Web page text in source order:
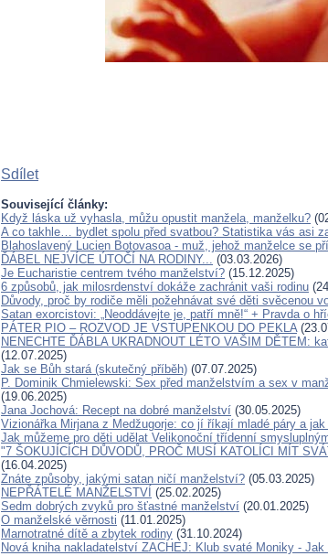
Sdílet
Související články:
Když láska už vyhasla, můžu opustit manžela, manželku?
A co takhle… bydlet spolu před svatbou? Statistika vás asi
Blahoslavený Lucien Botovasoa - muž, jehož manželce se
ĎÁBEL NEJVÍCE ÚTOČÍ NA RODINY... (03.03.2026)
Je Eucharistie centrem tvého manželství? (15.12.2025)
6 způsobů, jak milosrdenství dokáže zachránit vaši rodinu
Důvody, proč by rodiče měli požehnávat své děti svěcenou
Satan exorcistovi: „Neoddávejte je, patří mně!“ + Pravda o
PÁTER PIO – ROZVOD JE VSTUPENKOU DO PEKLA
NENECHTE ĎÁBLA UKRADNOUT LÉTO VAŠIM DĚTEM:
(12.07.2025)
Jak se Bůh stará (skutečný příběh) (07.07.2025)
P. Dominik Chmielewski: Sex před manželstvím a sex v
(19.06.2025)
Jana Jochová: Recept na dobré manželství (30.05.2025)
Vizionářka Mirjana z Medžugorje: co jí říkají mladé páry a
Jak můžeme pro děti udělat Velikonoční třídenní
"7 ŠOKUJÍCÍCH DŮVODŮ, PROČ MUSÍ KATOLÍCI MÍT
(16.04.2025)
Znáte způsoby, jakými satan ničí manželství? (05.03.2025)
NEPŘÁTELÉ MANŽELSTVÍ (25.02.2025)
Sedm dobrých zvyků pro šťastné manželství (20.01.2025)
O manželské věrnosti (11.01.2025)
Marnotratné dítě a zbytek rodiny (31.10.2024)
Nová kniha nakladatelství ZACHEJ: Klub svaté Moniky -